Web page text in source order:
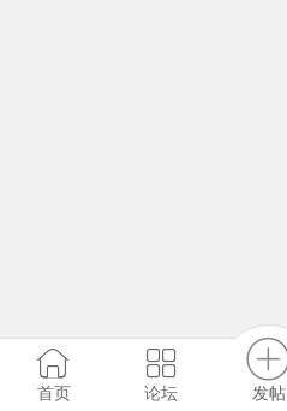
首页 论坛 发帖